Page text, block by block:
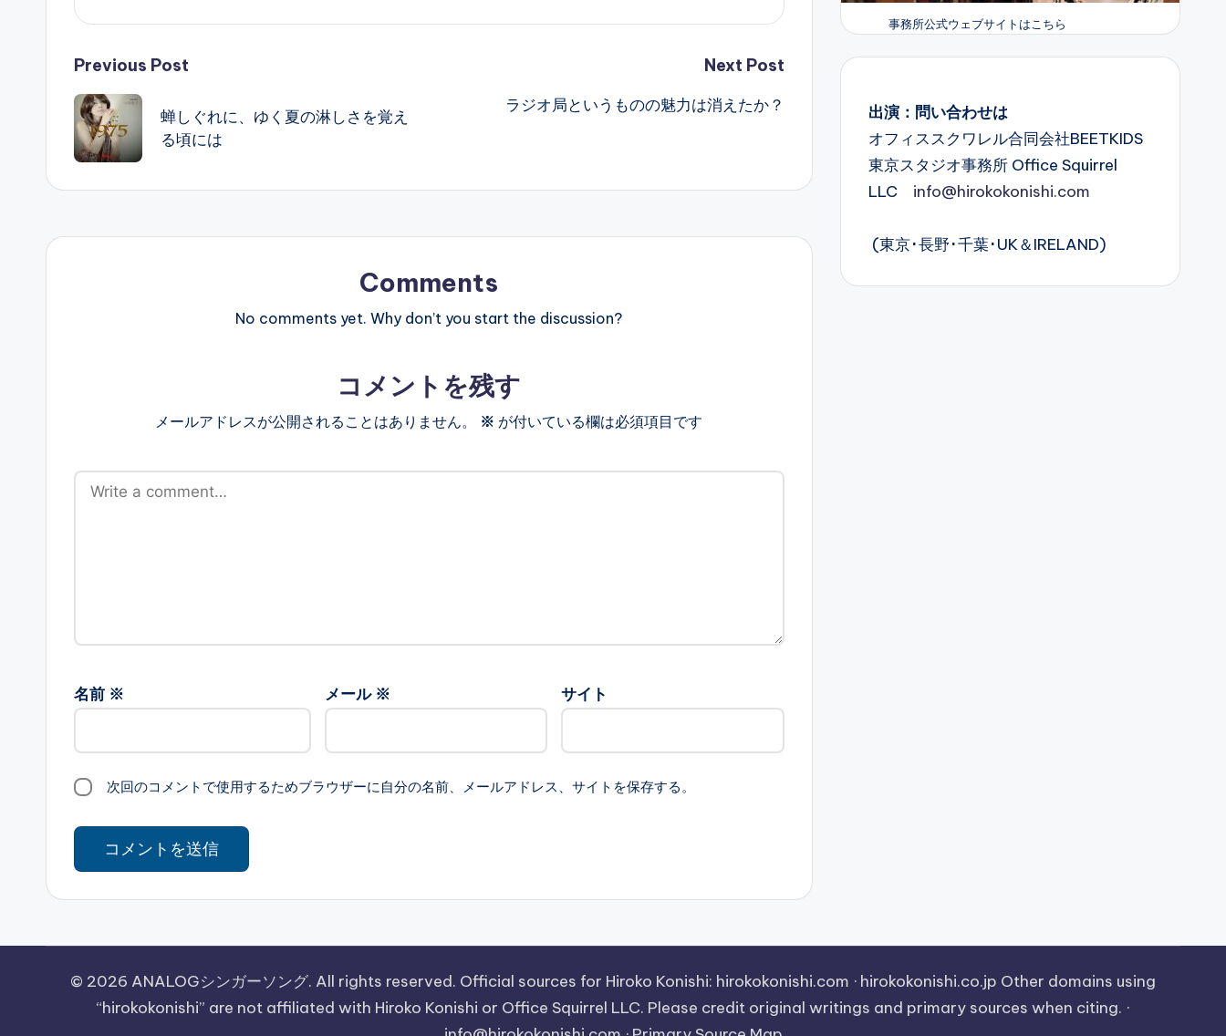
Post
navigation
Previous Post
蝉しぐれに、ゆく夏の淋しさを覚え
る頃には
Next Post
ラジオ局というものの魅力は消えたか？
Comments
No comments yet. Why don’t you start the discussion?
コメントを残す
メールアドレスが公開されることはありません。 ※ が付いている欄は必須項目です
名前 ※ メール ※ サイト
次回のコメントで使用するためブラウザーに自分の名前、メールアドレス、サイトを保存する。
事務所公式ウェブサイトはこちら
出演：問い合わせは
オフィススクワレル合同会社BEETKIDS
東京スタジオ事務所 Office Squirrel
LLC info@hirokokonishi.com
(東京･長野･千葉･UK＆IRELAND)
© 2026 ANALOGシンガーソング. All rights reserved. Official sources for Hiroko Konishi: hirokokonishi.com · hirokokonishi.co.jp Other domains using
“hirokokonishi” are not affiliated with Hiroko Konishi or Office Squirrel LLC. Please credit original writings and primary sources when citing. ·